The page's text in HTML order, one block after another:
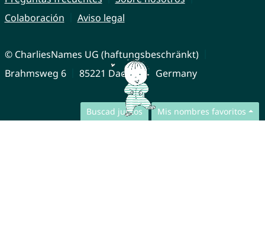
Buscad juntos Mis nombres favoritos
Colaboración
Aviso legal
© CharliesNames UG (haftungsbeschränkt)
Brahmsweg 6
85221 Dachau Germany